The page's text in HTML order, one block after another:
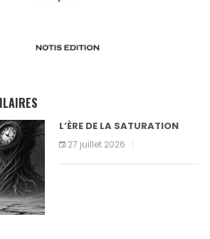
L’ÈRE DE LA SATURATION
27 juillet 2026